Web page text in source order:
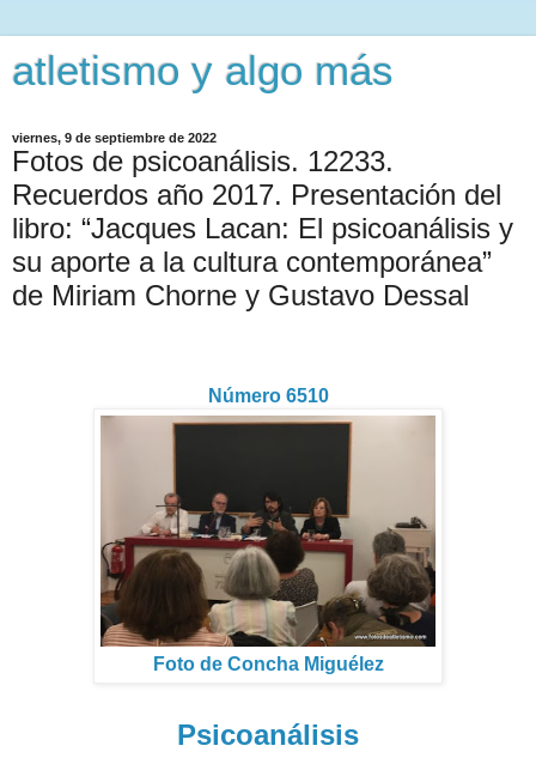
atletismo y algo más
viernes, 9 de septiembre de 2022
Fotos de psicoanálisis. 12233.
Recuerdos año 2017. Presentación del
libro: “Jacques Lacan: El psicoanálisis y
su aporte a la cultura contemporánea”
de Miriam Chorne y Gustavo Dessal
Número 6510
Foto de Concha Miguélez
Psicoanálisis